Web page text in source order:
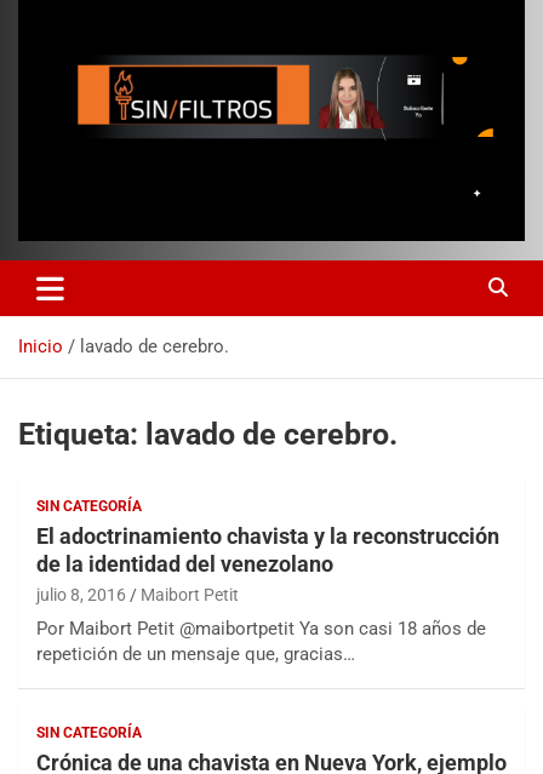
Inicio lavado de cerebro.
Etiqueta: lavado de cerebro.
SIN CATEGORÍA
El adoctrinamiento chavista y la reconstrucción
de la identidad del venezolano
julio 8, 2016 Maibort Petit
Por Maibort Petit @maibortpetit Ya son casi 18 años de
repetición de un mensaje que, gracias…
SIN CATEGORÍA
Crónica de una chavista en Nueva York, ejemplo